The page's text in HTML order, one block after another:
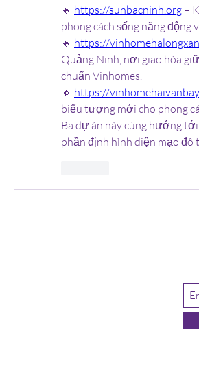
🔸 https://sunbacninh.org –
phong cách sống năng động
🔸 https://
Quảng Ninh, nơi giao hòa
chuẩn Vinhomes.
🔸 https://
biểu tượng mới cho phong
Ba dự án này cùng hướng
phần định hình diện mạo